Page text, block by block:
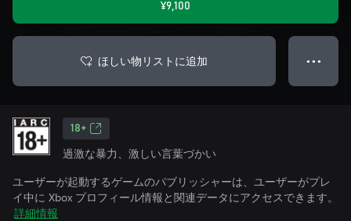
¥9,100
ほしい物リストに追加 ● ● ●
18+
過激な暴力、激しい言葉づかい
ユーザーが起動するゲームのパブリッシャーは、ユーザーがプレ
イ中に Xbox プロフィール情報と関連データにアクセスできます。
詳細情報